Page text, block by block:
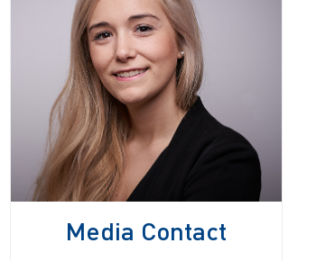
Media Contact